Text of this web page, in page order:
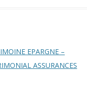
EPARGNE –
ASSURANCES